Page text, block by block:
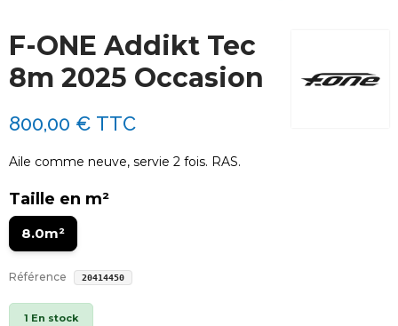
F-ONE Addikt Tec
8m 2025 Occasion
800,00 € TTC
Aile comme neuve, servie 2 fois. RAS.
Taille en m²
8.0m²
Référence 20414450
1 En stock